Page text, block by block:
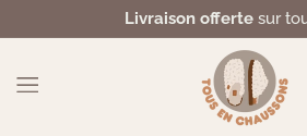
au
Livraison offerte sur